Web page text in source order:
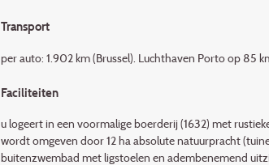
Transport
per auto: 1.902 km (Brussel). Luchthaven Porto op 85
Faciliteiten
u logeert in een voormalige boerderij (1632) met
wordt omgeven door 12 ha absolute natuurpracht
buitenzwembad met ligstoelen en adembenemend